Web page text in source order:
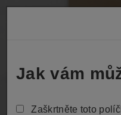
Skip
Jak vám
Zaškrtněte toto